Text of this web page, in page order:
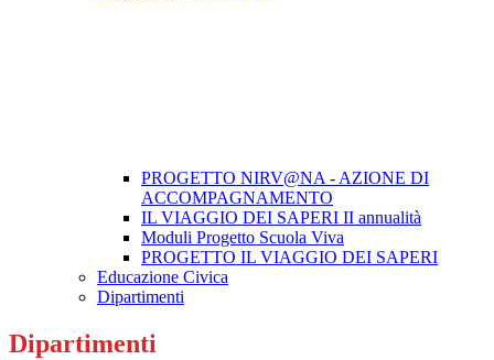
PROGETTO NIRV@NA - AZIONE DI
ACCOMPAGNAMENTO
IL VIAGGIO DEI SAPERI II annualità
Moduli Progetto Scuola Viva
PROGETTO IL VIAGGIO DEI SAPERI
Educazione Civica
Dipartimenti
Dipartimenti